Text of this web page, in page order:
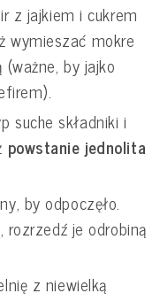
z jajkiem i cukrem
wymieszać mokre
by jajko
suche składniki i
powstanie jednolita
by odpoczęło.
je odrobiną
z niewielką